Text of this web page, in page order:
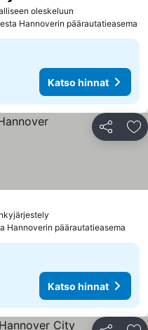
oleskeluun
Hannoverin päärautatieasema
Katso hinnat
Jaa
Hannoverin päärautatieasema
Katso hinnat